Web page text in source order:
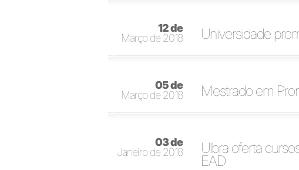
12 de
Março de 2018
Universidade
05 de
Março de 2018
Mestrado em
03 de
Janeiro de 2018
Ulbra oferta
EAD